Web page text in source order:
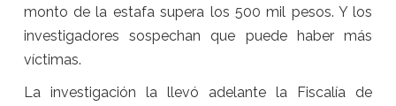
monto de la estafa supera los 500 mil pesos. Y los
investigadores sospechan que puede haber más
víctimas.
La investigación la llevó adelante la Fiscalía de